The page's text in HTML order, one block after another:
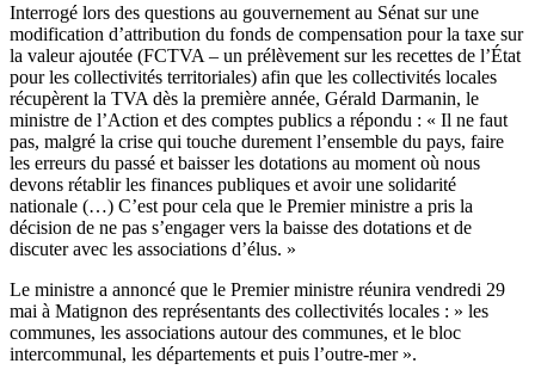
Interrogé lors des questions au gouvernement au Sénat sur une
modification d’attribution du fonds de compensation pour la taxe sur
la valeur ajoutée (FCTVA – un prélèvement sur les recettes de l’État
pour les collectivités territoriales) afin que les collectivités locales
récupèrent la TVA dès la première année, Gérald Darmanin, le
ministre de l’Action et des comptes publics a répondu : « Il ne faut
pas, malgré la crise qui touche durement l’ensemble du pays, faire
les erreurs du passé et baisser les dotations au moment où nous
devons rétablir les finances publiques et avoir une solidarité
nationale (…) C’est pour cela que le Premier ministre a pris la
décision de ne pas s’engager vers la baisse des dotations et de
discuter avec les associations d’élus. »
Le ministre a annoncé que le Premier ministre réunira vendredi 29
mai à Matignon des représentants des collectivités locales : » les
communes, les associations autour des communes, et le bloc
intercommunal, les départements et puis l’outre-mer ».